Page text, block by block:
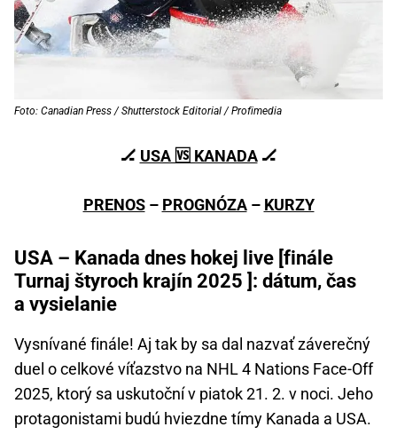
Foto: Canadian Press / Shutterstock Editorial / Profimedia
🏒 USA 🆚 KANADA🏒
PRENOS– PROGNÓZA– KURZY
USA – Kanada dnes hokej live [finále
Turnaj štyroch krajín 2025 ]: dátum, čas
a vysielanie
Vysnívané finále! Aj tak by sa dal nazvať záverečný
duel o celkové víťazstvo na NHL 4 Nations Face-Off
2025, ktorý sa uskutoční v piatok 21. 2. v noci. Jeho
protagonistami budú hviezdne tímy Kanada a USA.